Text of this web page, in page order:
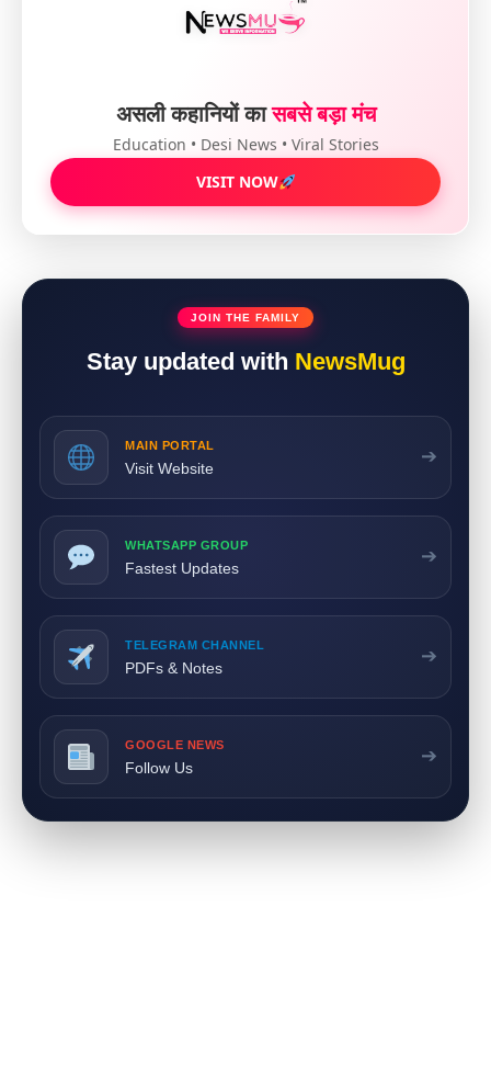
असली कहानियों कासबसे बड़ा मंच
Education • Desi News • Viral Stories
VISIT NOW
JOIN THE FAMILY
Stay updated with NewsMug
MAIN PORTAL
Visit Website
➔
WHATSAPP GROUP
Fastest Updates
➔
TELEGRAM CHANNEL
PDFs & Notes
➔
GOOGLE NEWS
Follow Us
➔